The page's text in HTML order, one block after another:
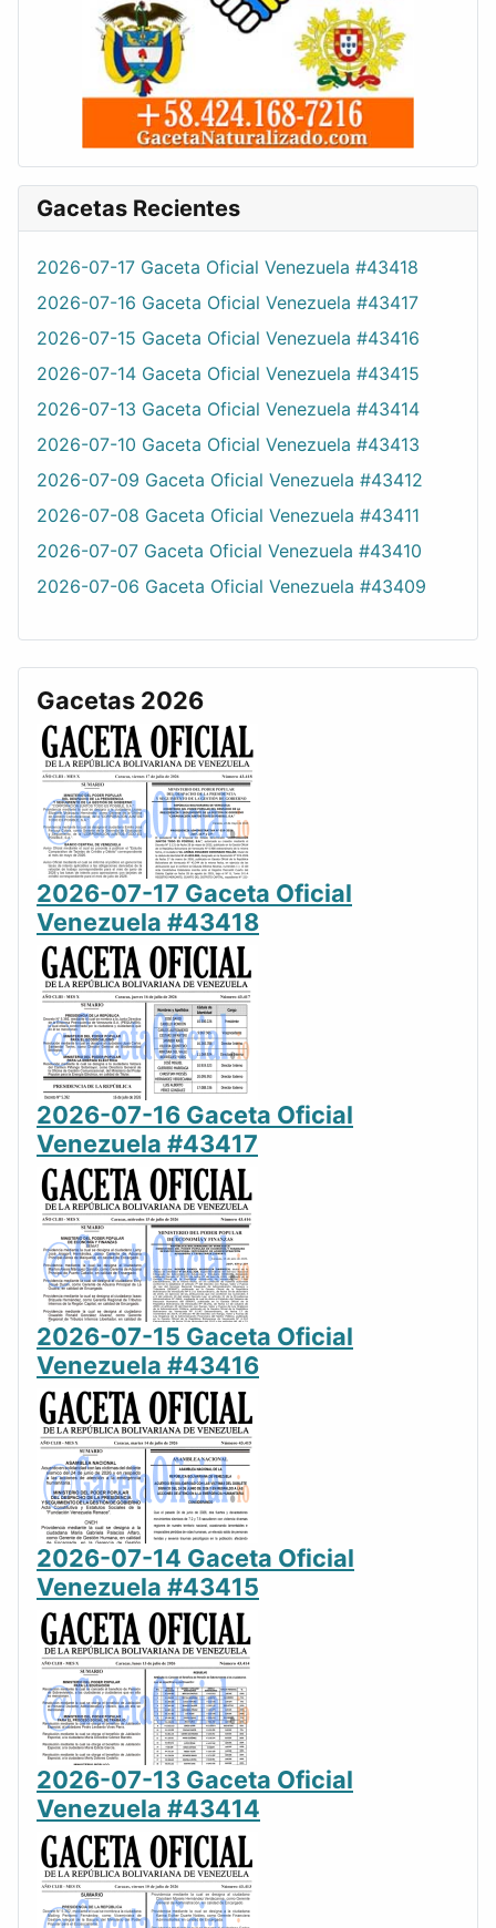
Gacetas Recientes
2026-07-17 Gaceta Oficial Venezuela #43418
2026-07-16 Gaceta Oficial Venezuela #43417
2026-07-15 Gaceta Oficial Venezuela #43416
2026-07-14 Gaceta Oficial Venezuela #43415
2026-07-13 Gaceta Oficial Venezuela #43414
2026-07-10 Gaceta Oficial Venezuela #43413
2026-07-09 Gaceta Oficial Venezuela #43412
2026-07-08 Gaceta Oficial Venezuela #43411
2026-07-07 Gaceta Oficial Venezuela #43410
2026-07-06 Gaceta Oficial Venezuela #43409
Gacetas 2026
2026-07-17 Gaceta Oficial
Venezuela #43418
2026-07-16 Gaceta Oficial
Venezuela #43417
2026-07-15 Gaceta Oficial
Venezuela #43416
2026-07-14 Gaceta Oficial
Venezuela #43415
2026-07-13 Gaceta Oficial
Venezuela #43414